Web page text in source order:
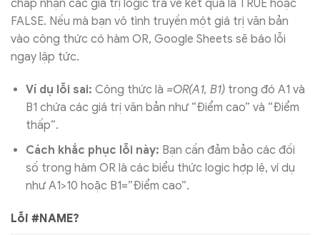
chấp nhận các giá trị logic trả về kết quả là TRUE hoặc
FALSE. Nếu mà bạn vô tình truyền một giá trị văn bản
vào công thức có hàm OR, Google Sheets sẽ báo lỗi
ngay lập tức.
Ví dụ lỗi sai: Công thức là =OR(A1, B1) trong đó A1 và
B1 chứa các giá trị văn bản như “Điểm cao” và “Điểm
thấp”.
Cách khắc phục lỗi này: Bạn cần đảm bảo các đối
số trong hàm OR là các biểu thức logic hợp lệ, ví dụ
như A1>10 hoặc B1=”Điểm cao”.
Lỗi #NAME?